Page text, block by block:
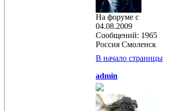
На форуме с
04.08.2009
Сообщений: 1965
Россия Смоленск
В начало страницы
admin